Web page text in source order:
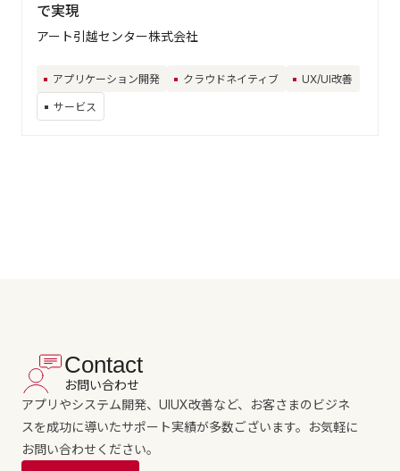
で実現
アート引越センター株式会社
アプリケーション開発 クラウドネイティブ UX/UI改善
サービス
Contact
お問い合わせ
アプリやシステム開発、UIUX改善など、お客さまのビジネ
スを成功に導いたサポート実績が多数ございます。お気軽に
お問い合わせください。